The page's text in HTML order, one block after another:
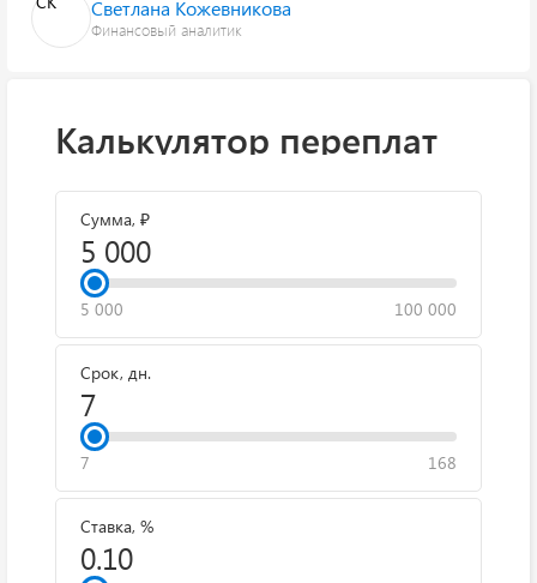
Светлана Кожевникова
Финансовый аналитик
Калькулятор переплат
Сумма, ₽
5 000 100 000
Срок, дн.
7 168
Ставка, %